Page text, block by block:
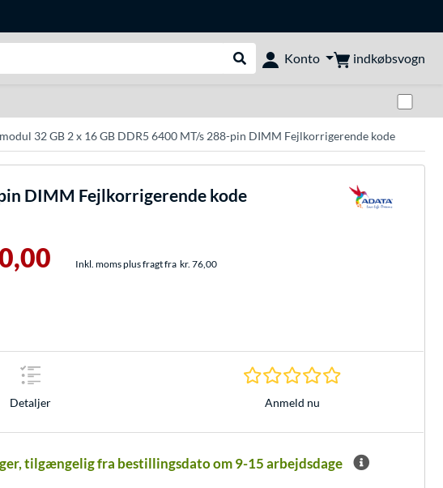
Udfør søgning
Konto indkøbsvogn
32 GB 2 x 16 GB DDR5 6400 MT/s 288-pin DIMM Fejlkorrigerende kode
DIMM Fejlkorrigerende kode
Inkl. moms plus fragt fra kr. 76,00
Detaljer
0.0 Stjerner hos 0
Anmeld nu
tilgængelig fra bestillingsdato om 9-15 arbejdsdage